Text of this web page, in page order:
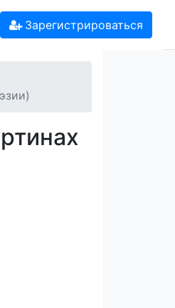
Зарегистрироваться